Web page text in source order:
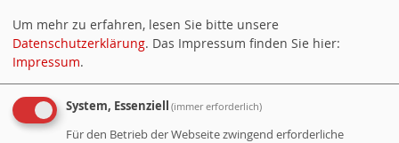
Kreisrätinnen und Kreisräte ist, sondern dass wir letztendlich durch das
neue Verpackungsgesetz gezwungen waren mit den Dualen Systemen
wir euch die zwei
Um mehr zu erfahren, lesen Sie bitte unsere
Datenschutzerklärung. Das Impressum finden Sie hier:
Impressum.
System, Essenziell (immer erforderlich)
Für den Betrieb der Webseite zwingend erforderliche